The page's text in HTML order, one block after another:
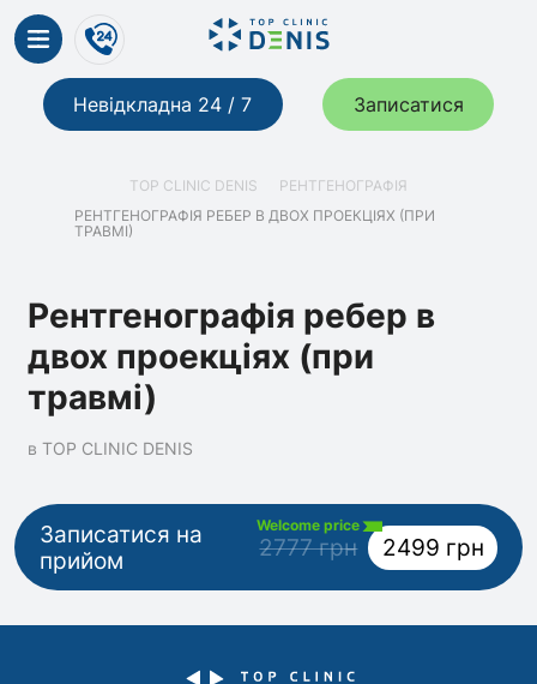
Невідкладна 24 / 7 Записатися
TOP CLINIC DENIS
РЕНТГЕНОГРАФІЯ
РЕНТГЕНОГРАФІЯ РЕБЕР В ДВОХ ПРОЕКЦІЯХ (ПРИ
ТРАВМІ)
Рентгенографія ребер в
двох проекціях (при
травмі)
в TOP CLINIC DENIS
Записатися на
прийом
Welcome price
2777 грн 2499 грн